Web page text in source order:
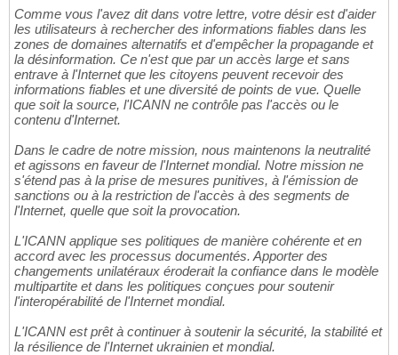
Comme vous l'avez dit dans votre lettre, votre désir est d'aider
les utilisateurs à rechercher des informations fiables dans les
zones de domaines alternatifs et d'empêcher la propagande et
la désinformation. Ce n'est que par un accès large et sans
entrave à l'Internet que les citoyens peuvent recevoir des
informations fiables et une diversité de points de vue. Quelle
que soit la source, l'ICANN ne contrôle pas l'accès ou le
contenu d'Internet.
Dans le cadre de notre mission, nous maintenons la neutralité
et agissons en faveur de l'Internet mondial. Notre mission ne
s'étend pas à la prise de mesures punitives, à l'émission de
sanctions ou à la restriction de l'accès à des segments de
l'Internet, quelle que soit la provocation.
L'ICANN applique ses politiques de manière cohérente et en
accord avec les processus documentés. Apporter des
changements unilatéraux éroderait la confiance dans le modèle
multipartite et dans les politiques conçues pour soutenir
l'interopérabilité de l'Internet mondial.
L'ICANN est prêt à continuer à soutenir la sécurité, la stabilité et
la résilience de l'Internet ukrainien et mondial.